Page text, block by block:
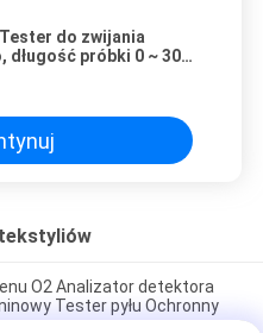
Tester do zwijania
długość próbki 0 ~ 300
O2 Analizator detektora
Tester pyłu Ochronny